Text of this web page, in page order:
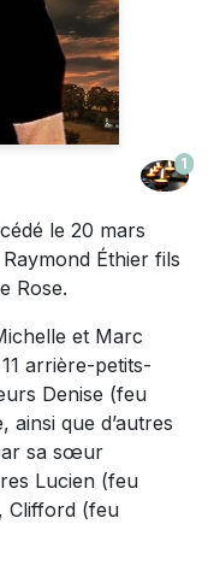
1
le 20 mars
Éthier fils
Rose.
et Marc
arrière-petits-
Denise (feu
que d’autres
sa sœur
Lucien (feu
Clifford (feu